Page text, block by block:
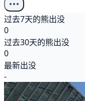
过去7天的熊出没
0
过去30天的熊出没
0
最新出没
-